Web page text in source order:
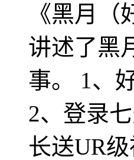
《黑月
讲述了黑
事。 1、
2、登录
长送UR